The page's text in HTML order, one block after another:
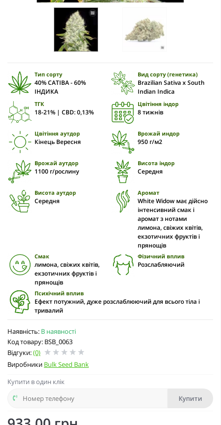
Наявність: В наявності
Код товару: BSB_0063
Відгуки:(0)
Виробники Bulk Seed Bank
Тип сорту
40% САТІВА - 60%
ІНДИКА
Вид сорту (генетика)
Brazilian Sativa x South
Indian Indica
ТГК
18-21% | CBD: 0,13%
Цвітіння індор
8 тижнів
Цвітіння аутдор
Кінець Вересня
Врожай индор
950 г/м2
Врожай аутдор
1100 г/рослину
Висота індор
Середня
Висота аутдор
Середня
Аромат
White Widow має дійсно
інтенсивний смак і
аромат з нотами
лимона, свіжих квітів,
екзотичних фруктів і
прянощів
Смак
лимона, свіжих квітів,
екзотичних фруктів і
прянощів
Фізичний вплив
Розслабляючий
Психічний вплив
Ефект потужний, дуже розслаблюючий для всього тіла і
тривалий
Купити в один клік
Купити